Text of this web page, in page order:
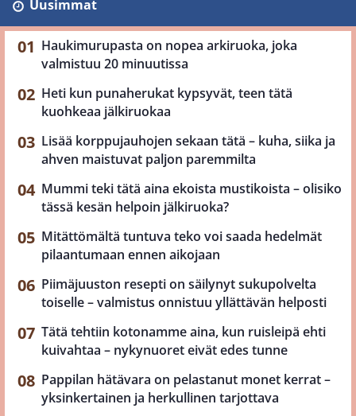
Uusimmat
Haukimurupasta on nopea arkiruoka, joka
valmistuu 20 minuutissa
Heti kun punaherukat kypsyvät, teen tätä
kuohkeaa jälkiruokaa
Lisää korppujauhojen sekaan tätä – kuha, siika ja
ahven maistuvat paljon paremmilta
Mummi teki tätä aina ekoista mustikoista – olisiko
tässä kesän helpoin jälkiruoka?
Mitättömältä tuntuva teko voi saada hedelmät
pilaantumaan ennen aikojaan
Piimäjuuston resepti on säilynyt sukupolvelta
toiselle – valmistus onnistuu yllättävän helposti
Tätä tehtiin kotonamme aina, kun ruisleipä ehti
kuivahtaa – nykynuoret eivät edes tunne
Pappilan hätävara on pelastanut monet kerrat –
yksinkertainen ja herkullinen tarjottava